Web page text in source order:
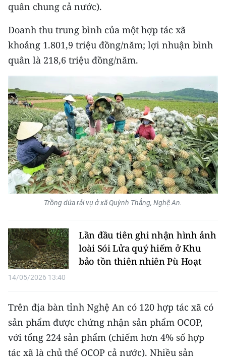
E-Magazine
Video
Media Chính trị
Media Văn hóa
Media Xã hội
Media Pháp luật
Media Du lịch
Media Thế giới
Media Giáo dục
Media Y tế
Media Khoa học - Công nghệ
Media Môi trường
Ảnh
Infographic
quân chung cả nước).
Doanh thu trung bình của một hợp tác xã
khoảng 1.801,9 triệu đồng/năm; lợi nhuận bình
quân là 218,6 triệu đồng/năm.
Trồng dứa rải vụ ở xã Quỳnh Thắng, Nghệ An.
Lần đầu tiên ghi nhận hình ảnh
loài Sói Lửa quý hiếm ở Khu
bảo tồn thiên nhiên Pù Hoạt
14/05/2026 13:40
Trên địa bàn tỉnh Nghệ An có 120 hợp tác xã có
sản phẩm được chứng nhận sản phẩm OCOP,
với tổng 224 sản phẩm (chiếm hơn 4% số hợp
tác xã là chủ thể OCOP cả nước). Nhiều sản